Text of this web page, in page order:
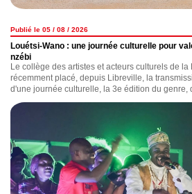
Publié le 05 / 08 / 2026
Louétsi-Wano : une journée culturelle pour
nzébi
Le collège des artistes et acteurs culturels de la
récemment placé, depuis Libreville, la
d'une journée culturelle, la 3e édition du genre,
patrimoine nzebi.